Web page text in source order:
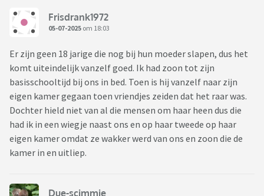
Frisdrank1972
05-07-2025 om 18:03
Er zijn geen 18 jarige die nog bij hun moeder slapen, dus het
komt uiteindelijk vanzelf goed. Ik had zoon tot zijn
basisschooltijd bij ons in bed. Toen is hij vanzelf naar zijn
eigen kamer gegaan toen vriendjes zeiden dat het raar was.
Dochter hield niet van al die mensen om haar heen dus die
had ik in een wiegje naast ons en op haar tweede op haar
eigen kamer omdat ze wakker werd van ons en zoon die de
kamer in en uitliep.
Due-scimmie